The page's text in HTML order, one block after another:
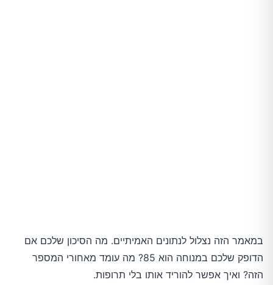
במאמר הזה נצלול לנתונים האמיתיים. מה הסיכון שלכם אם
הדופק שלכם במנוחה הוא 85? מה עומד מאחורי המספר
הזה? ואיך אפשר להוריד אותו בלי תרופות.